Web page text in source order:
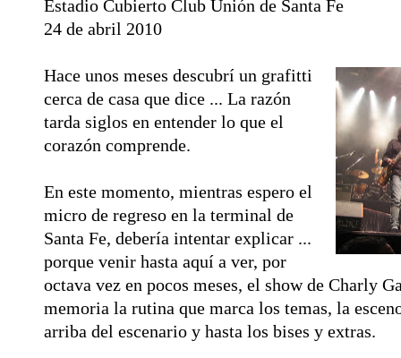
Estadio Cubierto Club Unión de Santa Fe
24 de abril 2010
Hace unos meses descubrí un grafitti
cerca de casa que dice ... La razón
tarda siglos en entender lo que el
corazón comprende.
En este momento, mientras espero el
micro de regreso en la terminal de
Santa Fe, debería intentar explicar ...
porque venir hasta aquí a ver, por
octava vez en pocos meses, el show de Charly
memoria la rutina que marca los temas, la
arriba del escenario y hasta los bises y extras.